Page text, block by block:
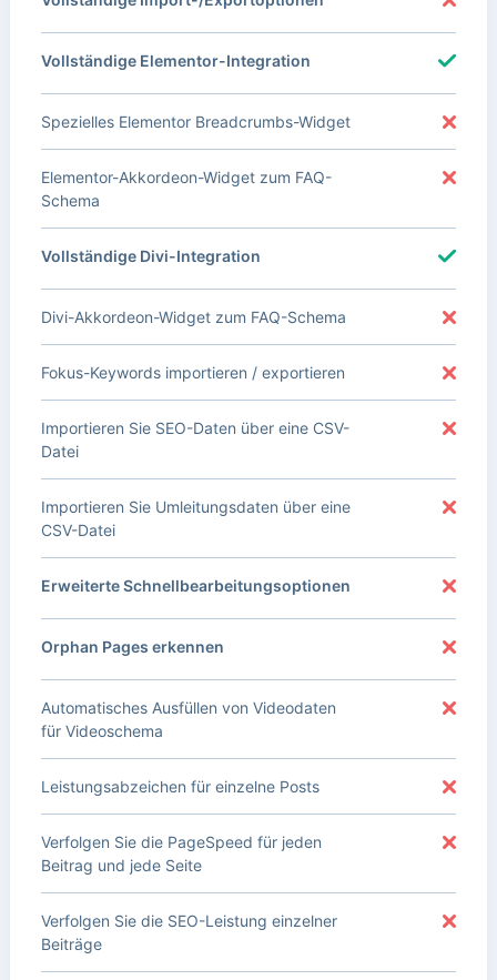
Vollständige Elementor-Integration
Spezielles Elementor Breadcrumbs-Widget
Elementor-Akkordeon-Widget zum FAQ-
Schema
Vollständige Divi-Integration
Divi-Akkordeon-Widget zum FAQ-Schema
Fokus-Keywords importieren / exportieren
Importieren Sie SEO-Daten über eine CSV-
Datei
Importieren Sie Umleitungsdaten über eine
CSV-Datei
Erweiterte Schnellbearbeitungsoptionen
Orphan Pages erkennen
Automatisches Ausfüllen von Videodaten
für Videoschema
Leistungsabzeichen für einzelne Posts
Verfolgen Sie die PageSpeed für jeden
Beitrag und jede Seite
Verfolgen Sie die SEO-Leistung einzelner
Beiträge